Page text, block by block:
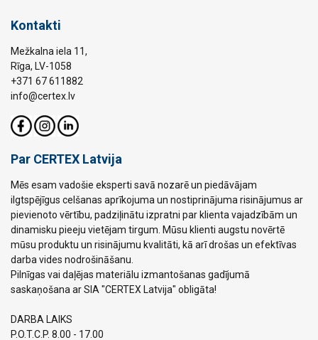
Kontakti
Mežkalna iela 11,
Rīga, LV-1058
+371 67 611882
info@certex.lv
Par CERTEX Latvija
Mēs esam vadošie eksperti savā nozarē un piedāvājam
ilgtspējīgus celšanas aprīkojuma un nostiprinājuma risinājumus ar
pievienoto vērtību, padziļinātu izpratni par klienta vajadzībām un
dinamisku pieeju vietējam tirgum. Mūsu klienti augstu novērtē
mūsu produktu un risinājumu kvalitāti, kā arī drošas un efektīvas
darba vides nodrošināšanu.
Pilnīgas vai daļējas materiālu izmantošanas gadījumā
saskaņošana ar SIA "CERTEX Latvija" obligāta!
DARBA LAIKS
P.O.T.C.P. 8.00 - 17.00